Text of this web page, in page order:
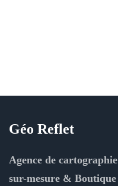
Géo Reflet
Agence de cartographie
sur-mesure & Boutique